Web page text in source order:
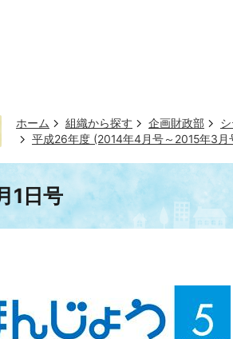
ホーム 組織から探す 企画財政部
平成26年度 (2014年4月号～2015年3月
1日号